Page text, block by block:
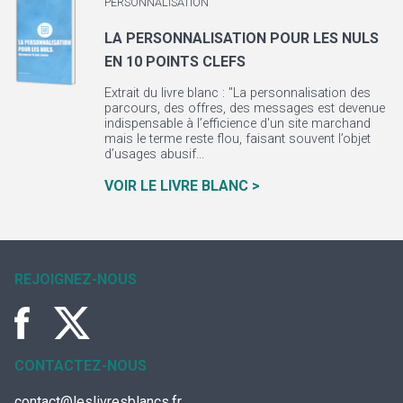
LA PERSONNALISATION POUR LES NULS
EN 10 POINTS CLEFS
Extrait du livre blanc : "La personnalisation des
parcours, des offres, des messages est devenue
indispensable à l’efficience d'un site marchand
mais le terme reste flou, faisant souvent l’objet
d’usages abusif...
VOIR LE LIVRE BLANC >
REJOIGNEZ-NOUS
CONTACTEZ-NOUS